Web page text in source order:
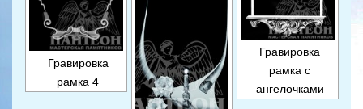
Гравировка
рамка 4
Гравировка
рамка с
ангелочками